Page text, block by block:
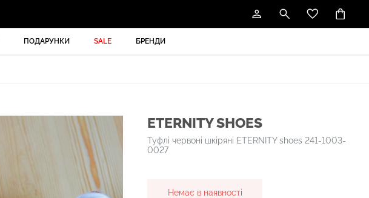
ПОДАРУНКИ SALE БРЕНДИ
ETERNITY SHOES
Туфлі червоні шкіряні ETERNITY shoes 241-1003-
0027
Немає в наявності